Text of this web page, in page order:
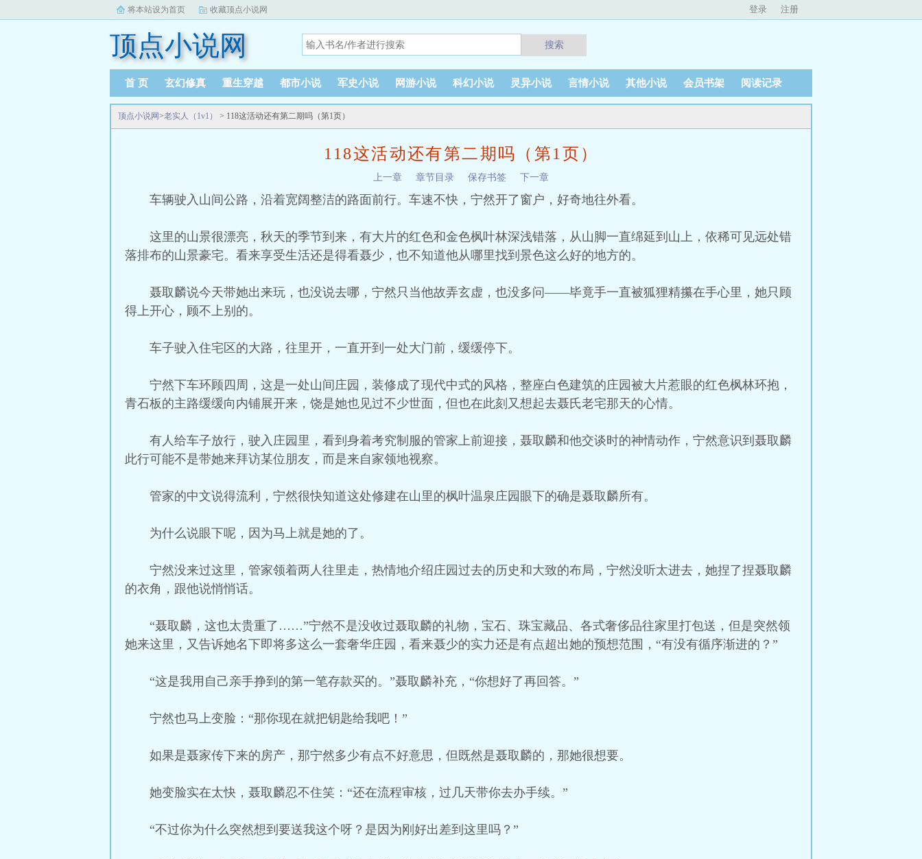
将本站设为首页 收藏顶点小说网 登录 注册
顶点小说网 搜索
首 页 玄幻修真 重生穿越 都市小说 军史小说 网游小说 科幻小说 灵异小说 言情小说 其他小说 会员书架 阅读记录
顶点小说网>老实人（1v1） > 118这活动还有第二期吗（第1页）
118这活动还有第二期吗（第1页）
上一章 章节目录 保存书签 下一章
车辆驶入山间公路，沿着宽阔整洁的路面前行。车速不快，宁然开了窗户，好奇地往外看。
这里的山景很漂亮，秋天的季节到来，有大片的红色和金色枫叶林深浅错落，从山脚一直绵延到山上，依稀可见远处错
落排布的山景豪宅。看来享受生活还是得看聂少，也不知道他从哪里找到景色这么好的地方的。
聂取麟说今天带她出来玩，也没说去哪，宁然只当他故弄玄虚，也没多问——毕竟手一直被狐狸精攥在手心里，她只顾
得上开心，顾不上别的。
车子驶入住宅区的大路，往里开，一直开到一处大门前，缓缓停下。
宁然下车环顾四周，这是一处山间庄园，装修成了现代中式的风格，整座白色建筑的庄园被大片惹眼的红色枫林环抱，
青石板的主路缓缓向内铺展开来，饶是她也见过不少世面，但也在此刻又想起去聂氏老宅那天的心情。
有人给车子放行，驶入庄园里，看到身着考究制服的管家上前迎接，聂取麟和他交谈时的神情动作，宁然意识到聂取麟
此行可能不是带她来拜访某位朋友，而是来自家领地视察。
管家的中文说得流利，宁然很快知道这处修建在山里的枫叶温泉庄园眼下的确是聂取麟所有。
为什么说眼下呢，因为马上就是她的了。
宁然没来过这里，管家领着两人往里走，热情地介绍庄园过去的历史和大致的布局，宁然没听太进去，她捏了捏聂取麟
的衣角，跟他说悄悄话。
“聂取麟，这也太贵重了……”宁然不是没收过聂取麟的礼物，宝石、珠宝藏品、各式奢侈品往家里打包送，但是突然领
她来这里，又告诉她名下即将多这么一套奢华庄园，看来聂少的实力还是有点超出她的预想范围，“有没有循序渐进的？”
“这是我用自己亲手挣到的第一笔存款买的。”聂取麟补充，“你想好了再回答。”
宁然也马上变脸：“那你现在就把钥匙给我吧！”
如果是聂家传下来的房产，那宁然多少有点不好意思，但既然是聂取麟的，那她很想要。
她变脸实在太快，聂取麟忍不住笑：“还在流程审核，过几天带你去办手续。”
“不过你为什么突然想到要送我这个呀？是因为刚好出差到这里吗？”